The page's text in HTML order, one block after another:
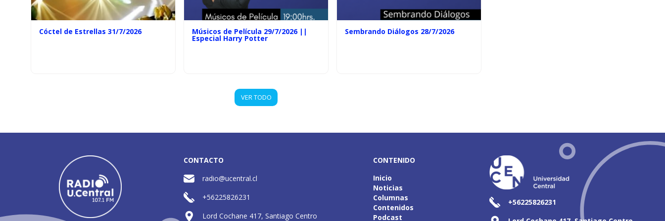
Cóctel de Estrellas 31/7/2026 Músicos de Película 29/7/2026 ||
Especial Harry Potter
Sembrando Diálogos 28/7/2026
VER TODO
CONTACTO
radio@ucentral.cl
+56225826231
Lord Cochane 417, Santiago Centro
CONTENIDO
Inicio
Noticias
Columnas
Contenidos
Podcast
+56225826231